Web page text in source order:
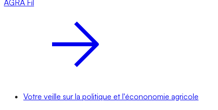
AGRA Fil
Votre veille sur la politique et l'écononomie agricole